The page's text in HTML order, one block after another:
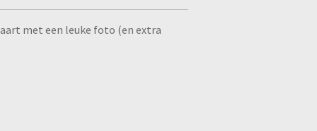
met een leuke foto (en extra